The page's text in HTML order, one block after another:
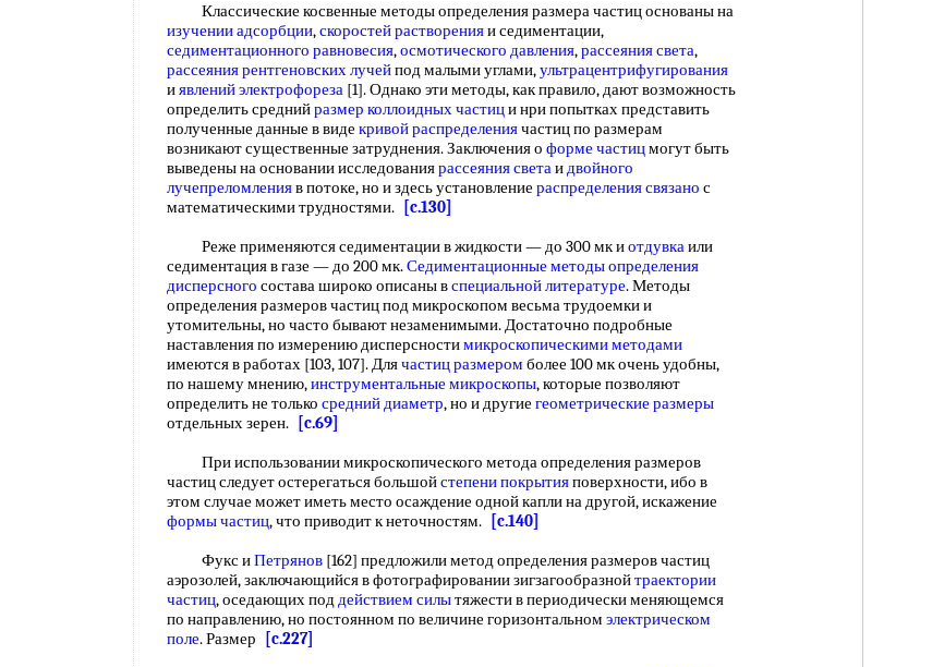
Классические косвенные методы определения размера частиц основаны на
изучении адсорбции,скоростей растворенияи седиментации,
седиментационного равновесия,осмотического давления,рассеяния света,
рассеяния рентгеновских лучейпод малыми углами,ультрацентрифугирования
иявлений электрофореза [1]. Однако эти методы, как правило, дают возможность
определить среднийразмер коллоидных частици нри попытках представить
полученные данные в виде кривой распределениячастиц по размерам
возникают существенные затруднения. Заключения о форме частицмогут быть
выведены на основании исследованиярассеяния светаидвойного
лучепреломленияв потоке, но и здесь установление распределения связано с
математическими трудностями.
[c.130]
Реже применяются седиментации в жидкости — до 300 мк иотдувкаили
седиментация в газе — до 200 мк.Седиментационные методы определения
дисперсного состава широко описаны вспециальной литературе. Методы
определения размеров частиц под микроскопом весьма трудоемки и
утомительны, но часто бывают незаменимыми. Достаточно подробные
наставления по измерению дисперсностимикроскопическими методами
имеются в работах [103, 107]. Длячастиц размером более 100 мк очень удобны,
по нашему мнению,инструментальные микроскопы, которые позволяют
определить не только средний диаметр, но и другие геометрические размеры
отдельных зерен.
[c.69]
При использовании микроскопического метода определения размеров
частиц следует остерегаться большойстепени покрытияповерхности, ибо в
этом случае может иметь место осаждение одной капли на другой, искажение
формы частиц, что приводит к неточностям.
[c.140]
Фукс иПетрянов [162] предложили метод определения размеров частиц
аэрозолей, заключающийся в фотографировании зигзагообразнойтраектории
частиц, оседающих поддействием силытяжести в периодически меняющемся
по направлению, но постоянном по величине горизонтальном электрическом
поле. Размер
[c.227]